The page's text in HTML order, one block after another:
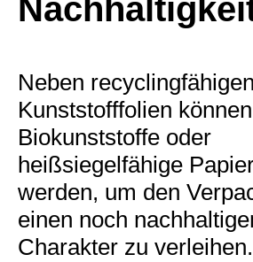
Neben recyclingfähigen
Kunststofffolien
Biokunststoffe oder
heißsiegelfähige
werden, um den
einen noch
Charakter zu verleihen.